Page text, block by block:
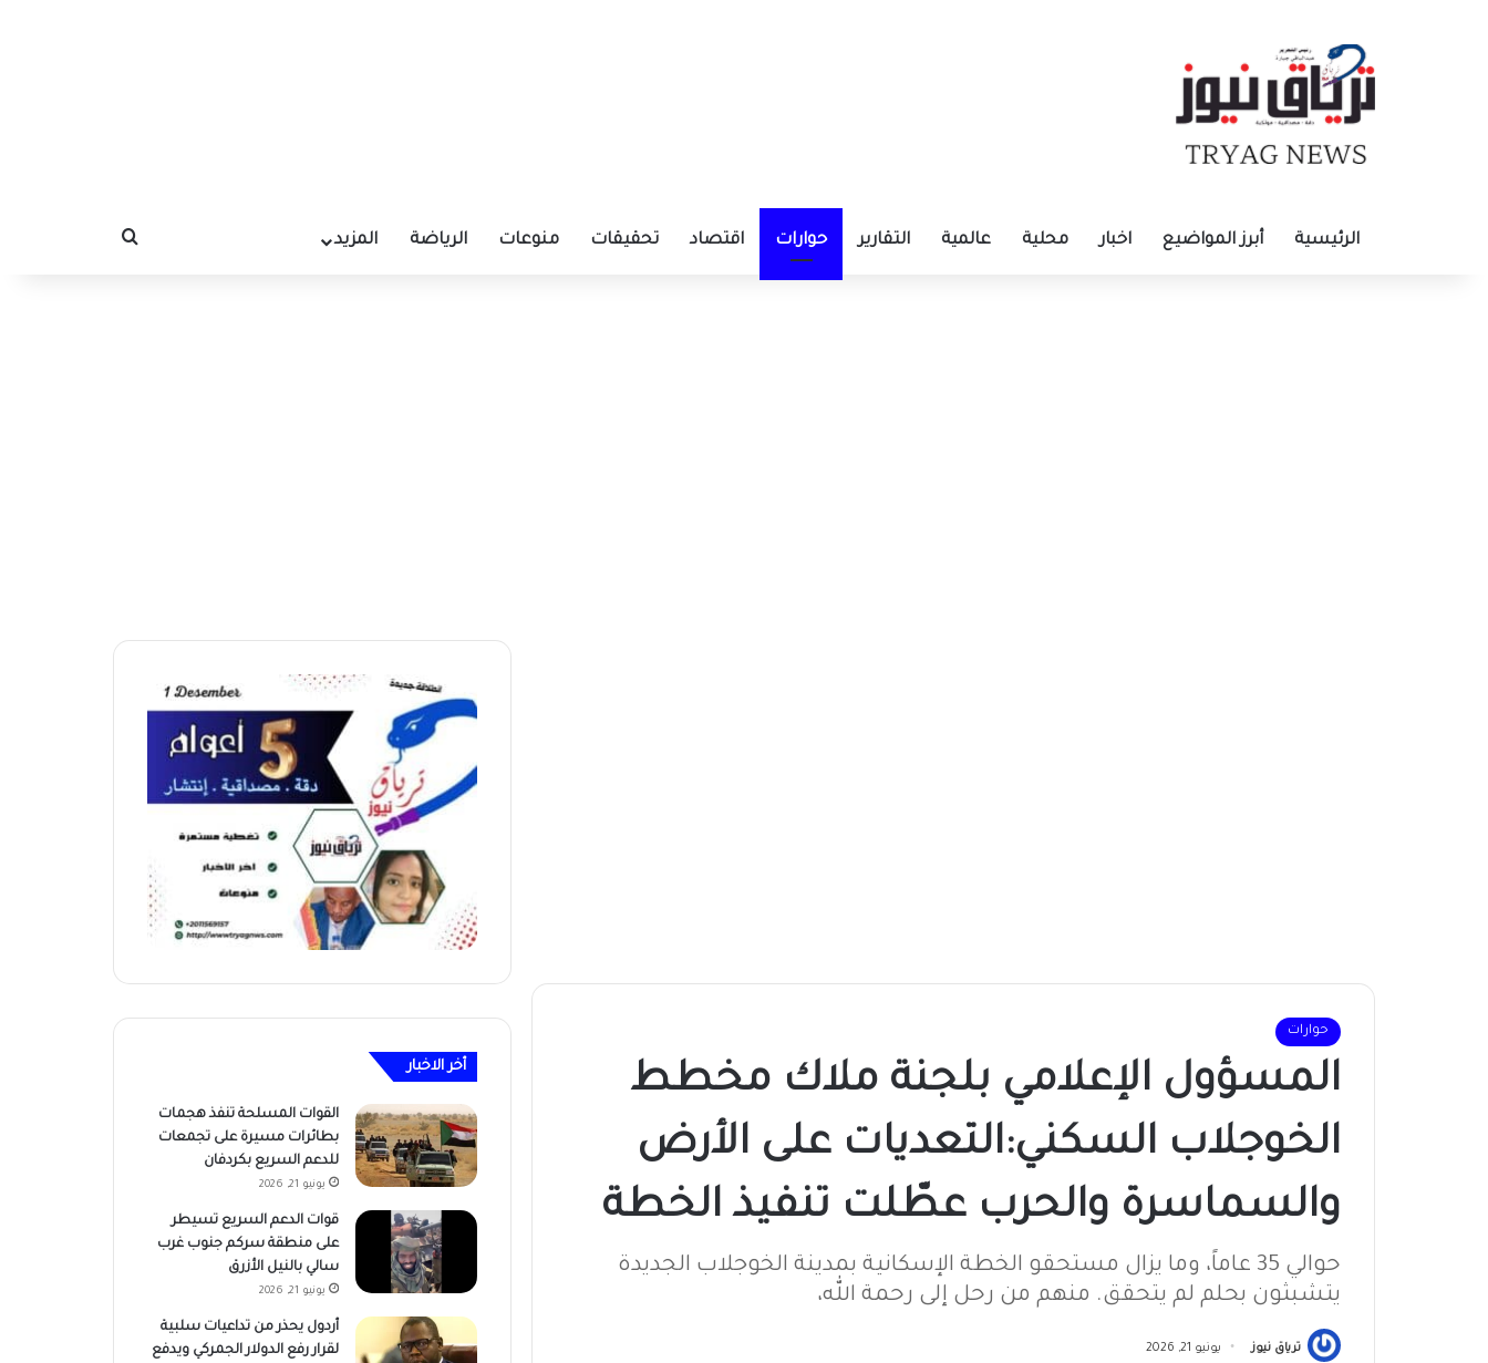
الرئيسية أبرز المواضيع اخبار محلية عالمية التقارير حوارات اقتصاد تحقيقات منوعات الرياضة المزيد بحث عن
حوارات
المسؤول الإعلامي بلجنة ملاك مخطط
الخوجلاب السكني:التعديات على الأرض
والسماسرة والحرب عطّلت تنفيذ الخطة
حوالي 35 عاماً، وما يزال مستحقو الخطة الإسكانية بمدينة الخوجلاب الجديدة
يتشبثون بحلم لم يتحقق. منهم من رحل إلى رحمة الله،
ترياق نيوز يونيو 21, 2026
أخر الاخبار
القوات المسلحة تنفذ هجمات
بطائرات مسيرة على تجمعات
للدعم السريع بكردفان
يونيو 21, 2026
قوات الدعم السريع تسيطر
على منطقة سركم جنوب غرب
سالي بالنيل الأزرق
يونيو 21, 2026
أردول يحذر من تداعيات سلبية
لقرار رفع الدولار الجمركي ويدفع